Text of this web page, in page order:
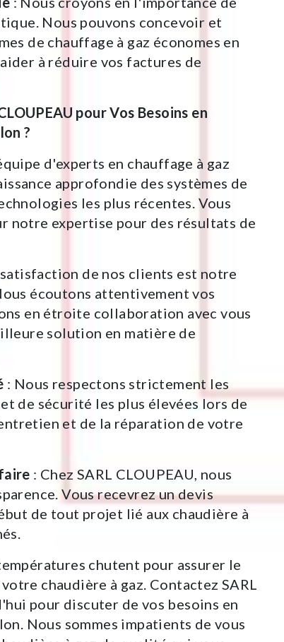
Nous pouvons concevoir et
de chauffage à gaz économes en
à réduire vos factures de
pour Vos Besoins en
?
d'experts en chauffage à gaz
approfondie des systèmes de
les plus récentes. Vous
notre expertise pour des résultats de
satisfaction de nos clients est notre
écoutons attentivement vos
en étroite collaboration avec vous
solution en matière de
: Nous respectons strictement les
de sécurité les plus élevées lors de
et de la réparation de votre
: Chez SARL CLOUPEAU, nous
Vous recevrez un devis
de tout projet lié aux chaudière à
chutent pour assurer le
chaudière à gaz. Contactez SARL
pour discuter de vos besoins en
Nous sommes impatients de vous